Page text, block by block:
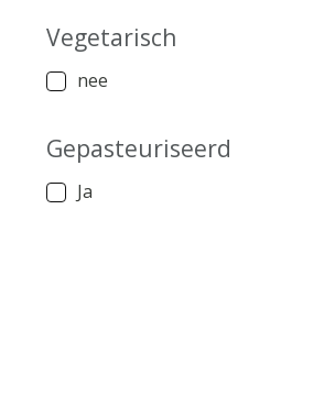
Vegetarisch
nee
Gepasteuriseerd
Ja